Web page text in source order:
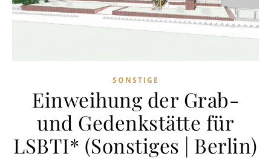
SONSTIGE
Einweihung der Grab-
und Gedenkstätte für
LSBTI* (Sonstiges | Berlin)